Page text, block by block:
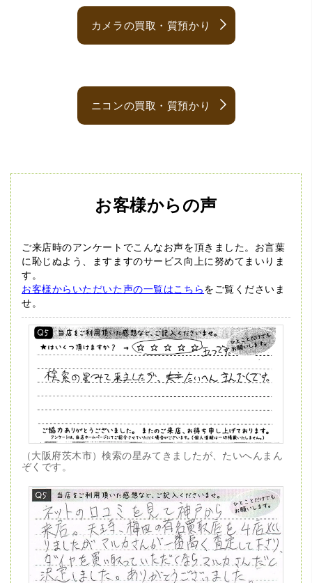
カメラの買取・質預かり
ニコンの買取・質預かり
お客様からの声
ご来店時のアンケートでこんなお声を頂きました。 お言葉
に恥じぬよう、ますますのサービス向上に努めてまいりま
す。
お客様からいただいた声の一覧はこちらをご覧くださいま
せ。
（大阪府茨木市）検索の星みてきましたが、たいへんまん
ぞくです。